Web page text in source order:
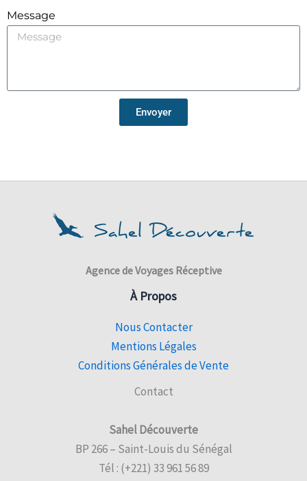
Message
Envoyer
Agence de Voyages Réceptive
À Propos
Nous Contacter
Mentions Légales
Conditions Générales de Vente
Contact
Sahel Découverte
BP 266 – Saint-Louis du Sénégal
Tél : (+221) 33 961 56 89